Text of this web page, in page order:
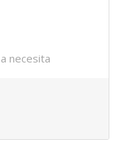
necesita